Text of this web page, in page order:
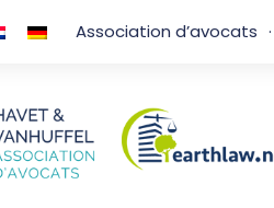
Association d’avocats ·